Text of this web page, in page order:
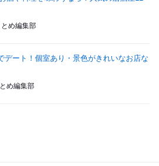
め編集部
デート！個室あり・景色がきれいなお店な
め編集部